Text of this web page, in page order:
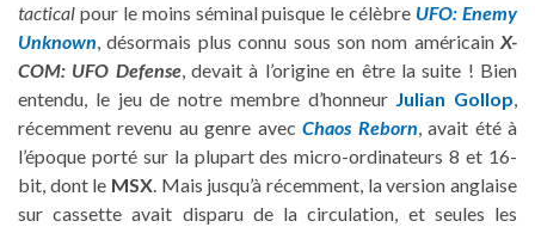
tactical pour le moins séminal puisque le célèbre UFO: Enemy
Unknown, désormais plus connu sous son nom américain X-
COM: UFO Defense, devait à l’origine en être la suite ! Bien
entendu, le jeu de notre membre d’honneur Julian Gollop,
récemment revenu au genre avecChaos Reborn, avait été à
l’époque porté sur la plupart des micro-ordinateurs 8 et 16-
bit, dont le MSX. Mais jusqu’à récemment, la version anglaise
sur cassette avait disparu de la circulation, et seules les